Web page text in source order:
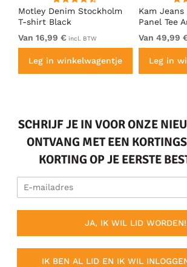
Motley Denim Stockholm
T-shirt Black
Van 16,99 € incl. BTW
Leg in winkelwagentje
Kam
Panel Tee
Electric
Van 49,99
Leg in
SCHRIJF JE IN VOOR ONZE
ONTVANG MET EEN
KORTING OP JE EERSTE
JA, IK WIL LID WORDEN!
IK BEN AL LID EN IK WIL